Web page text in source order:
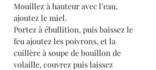
Mouillez à hauteur avec l’eau,
ajoutez le miel.
Portez à ébullition, puis baissez le
feu ajoutez les poivrons, et la
cuillère à soupe de bouillon de
volaille, couvrez puis laissez